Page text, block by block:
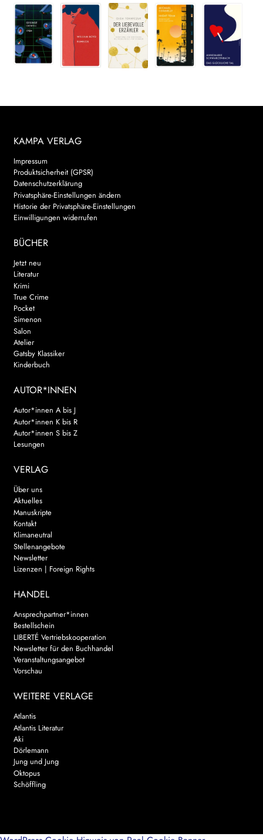
KAMPA VERLAG
Impressum
Produktsicherheit (GPSR)
Datenschutzerklärung
Privatsphäre-Einstellungen ändern
Historie der Privatsphäre-Einstellungen
Einwilligungen widerrufen
BÜCHER
Jetzt neu
Literatur
Krimi
True Crime
Pocket
Simenon
Salon
Atelier
Gatsby Klassiker
Kinderbuch
AUTOR*INNEN
Autor*innen A bis J
Autor*innen K bis R
Autor*innen S bis Z
Lesungen
VERLAG
Über uns
Aktuelles
Manuskripte
Kontakt
Klimaneutral
Stellenangebote
Newsletter
Lizenzen | Foreign Rights
HANDEL
Ansprechpartner*innen
Bestellschein
LIBERTÉ Vertriebskooperation
Newsletter für den Buchhandel
Veranstaltungsangebot
Vorschau
WEITERE VERLAGE
Atlantis
Atlantis Literatur
Aki
Dörlemann
Jung und Jung
Oktopus
Schöffling